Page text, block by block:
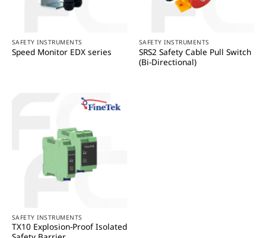
SAFETY INSTRUMENTS
Speed Monitor EDX series
SAFETY INSTRUMENTS
SRS2 Safety Cable Pull Switch
(Bi-Directional)
SAFETY INSTRUMENTS
TX10 Explosion-Proof Isolated